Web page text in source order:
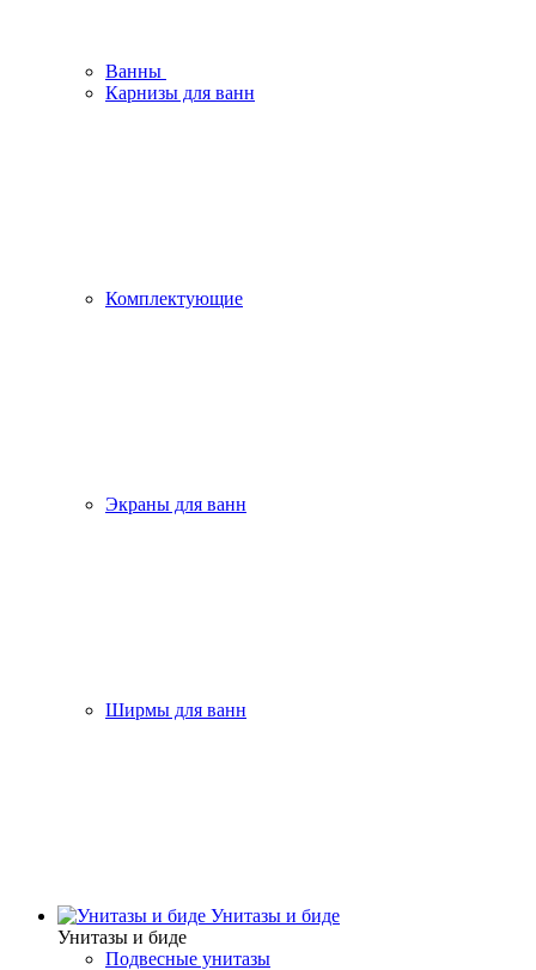
Ванны
Карнизы для ванн
Комплектующие
Экраны для ванн
Ширмы для ванн
Унитазы и биде
Унитазы и биде
Подвесные унитазы